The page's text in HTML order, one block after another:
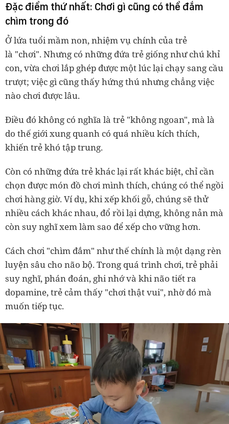
Đặc điểm thứ nhất: Chơi gì cũng có thể đắm
chìm trong đó
Ở lứa tuổi mầm non, nhiệm vụ chính của trẻ
là "chơi". Nhưng có những đứa trẻ giống như chú khỉ
con, vừa chơi lắp ghép được một lúc lại chạy sang cầu
trượt; việc gì cũng thấy hứng thú nhưng chẳng việc
nào chơi được lâu.
Điều đó không có nghĩa là trẻ "không ngoan", mà là
do thế giới xung quanh có quá nhiều kích thích,
khiến trẻ khó tập trung.
Còn có những đứa trẻ khác lại rất khác biệt, chỉ cần
chọn được món đồ chơi mình thích, chúng có thể ngồi
chơi hàng giờ. Ví dụ, khi xếp khối gỗ, chúng sẽ thử
nhiều cách khác nhau, đổ rồi lại dựng, không nản mà
còn suy nghĩ xem làm sao để xếp cho vững hơn.
Cách chơi "chìm đắm" như thế chính là một dạng rèn
luyện sâu cho não bộ. Trong quá trình chơi, trẻ phải
suy nghĩ, phán đoán, ghi nhớ và khi não tiết ra
dopamine, trẻ cảm thấy "chơi thật vui", nhờ đó mà
muốn tiếp tục.